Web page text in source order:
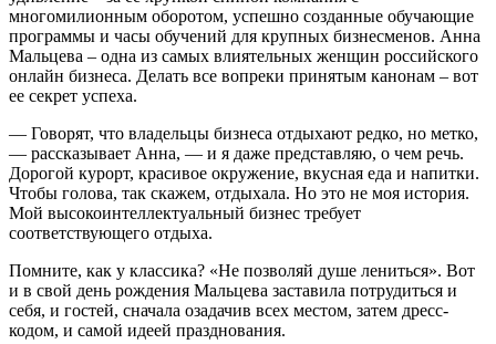
многомилионным оборотом, успешно созданные обучающие
программы и часы обучений для крупных бизнесменов. Анна
Мальцева – одна из самых влиятельных женщин российского
онлайн бизнеса. Делать все вопреки принятым канонам – вот
ее секрет успеха.
— Говорят, что владельцы бизнеса отдыхают редко, но метко,
— рассказывает Анна, — и я даже представляю, о чем речь.
Дорогой курорт, красивое окружение, вкусная еда и напитки.
Чтобы голова, так скажем, отдыхала. Но это не моя история.
Мой высокоинтеллектуальный бизнес требует
соответствующего отдыха.
Помните, как у классика? «Не позволяй душе лениться». Вот
и в свой день рождения Мальцева заставила потрудиться и
себя, и гостей, сначала озадачив всех местом, затем дресс-
кодом, и самой идеей празднования.